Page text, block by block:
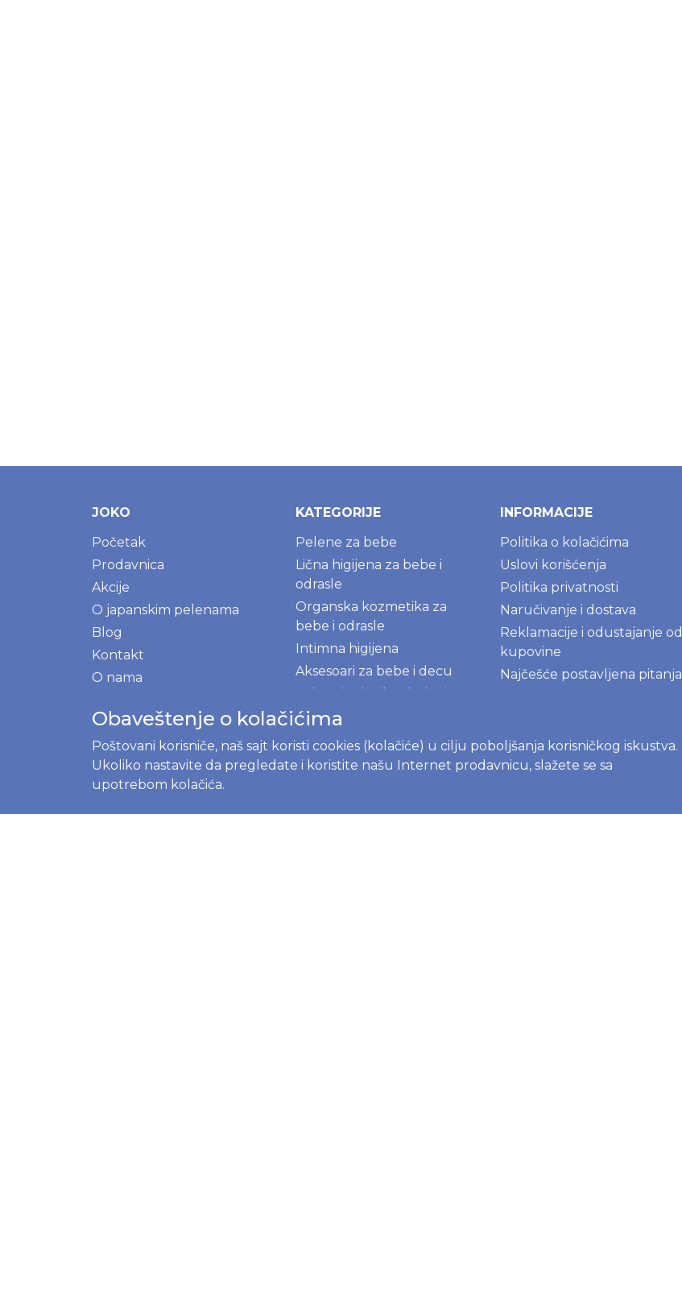
JOKO
Početak
Prodavnica
Akcije
O japanskim pelenama
Blog
Kontakt
O nama
Program lojalnosti
Registrujte se
Prijavite se
KATEGORIJE
Pelene za bebe
Lična higijena za bebe i
odrasle
Organska kozmetika za
bebe i odrasle
Intimna higijena
Aksesoari za bebe i decu
Odeća i tekstil za bebe i
decu
decu
kuhinju i kupatilo
INFORMACIJE
Politika o kolačićima
Uslovi korišćenja
Politika privatnosti
Naručivanje i dostava
Reklamacije i odustajanje od
kupovine
Najčešće postavljena pitanja
Obaveštenje o kolačićima
Poštovani korisniče, naš sajt koristi cookies (kolačiće) u cilju poboljšanja korisničkog iskustva.
Ukoliko nastavite da pregledate i koristite našu Internet prodavnicu, slažete se sa
upotrebom kolačića.